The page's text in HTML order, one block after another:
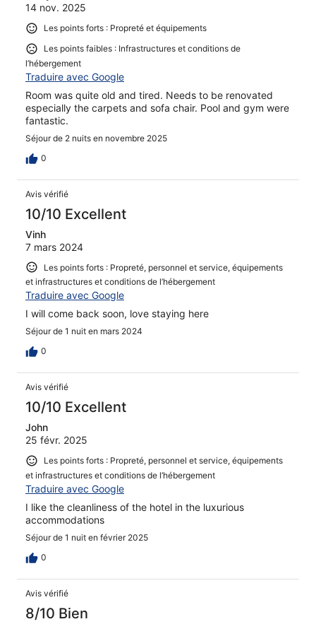
14 nov. 2025
Les points forts : Propreté et équipements
Les points faibles : Infrastructures et conditions de
l’hébergement
Traduire avec Google
Room was quite old and tired. Needs to be renovated
especially the carpets and sofa chair. Pool and gym were
fantastic.
Séjour de 2 nuits en novembre 2025
0
Avis vérifié
10/10 Excellent
Vinh
7 mars 2024
Les points forts : Propreté, personnel et service, équipements
et infrastructures et conditions de l’hébergement
Traduire avec Google
I will come back soon, love staying here
Séjour de 1 nuit en mars 2024
0
Avis vérifié
10/10 Excellent
John
25 févr. 2025
Les points forts : Propreté, personnel et service, équipements
et infrastructures et conditions de l’hébergement
Traduire avec Google
I like the cleanliness of the hotel in the luxurious
accommodations
Séjour de 1 nuit en février 2025
0
Avis vérifié
8/10 Bien